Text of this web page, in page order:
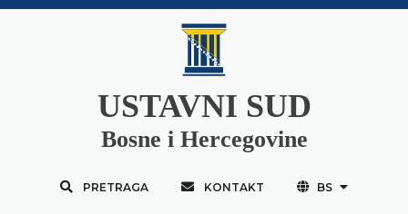
USTAVNI SUD
Bosne i Hercegovine
PRETRAGA KONTAKT BS